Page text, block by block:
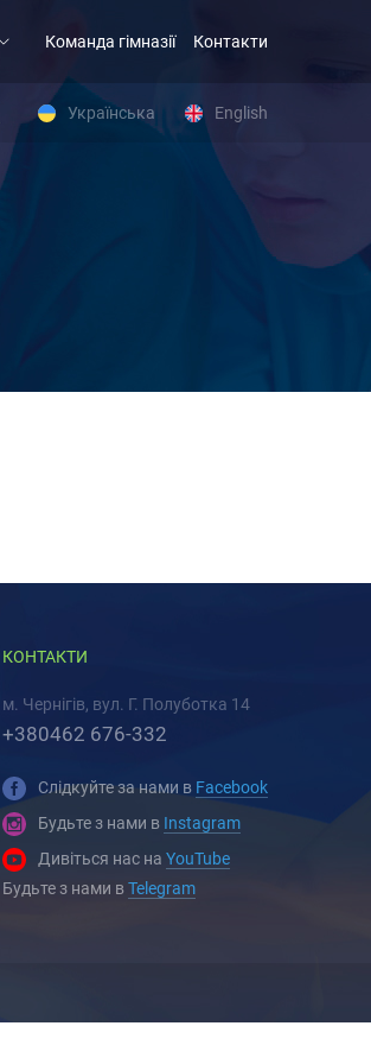
Команда гімназії Контакти
Українська English
КОНТАКТИ
м. Чернігів, вул. Г. Полуботка 14
+380462 676-332
Слідкуйте за нами в Facebook
Будьте з нами в Instagram
Дивіться нас на YouTube
Будьте з нами вTelegram